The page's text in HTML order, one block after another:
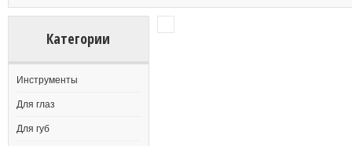
Категории
Инструменты
Для глаз
Для губ